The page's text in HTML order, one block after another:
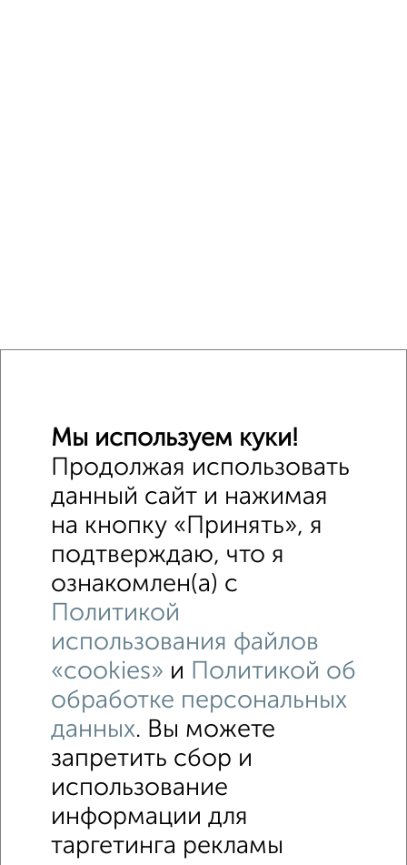
ИЖС СНТ В черте города
Мы используем куки!
Продолжая использовать
данный сайт и нажимая
на кнопку «Принять», я
подтверждаю, что я
ознакомлен(а) с
Политикой
использования файлов
«cookies» и Политикой об
обработке персональных
данных. Вы можете
запретить сбор и
использование
информации для
таргетинга рекламы